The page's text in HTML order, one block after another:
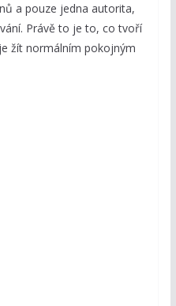
a pouze jedna autorita,
Právě to je to, co tvoří
žít normálním pokojným